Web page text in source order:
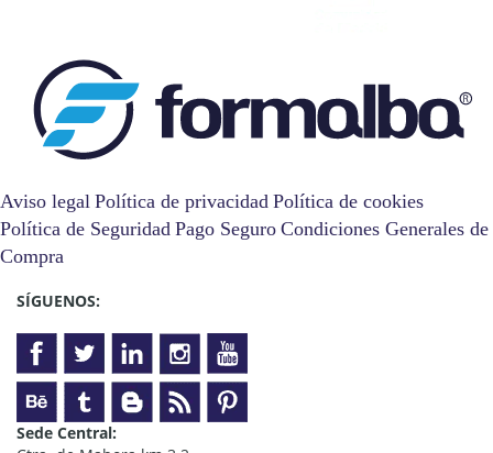
Aviso legal Política de privacidad Política de cookies
Política de Seguridad Pago Seguro Condiciones Generales de
Compra
SÍGUENOS:
Sede Central: